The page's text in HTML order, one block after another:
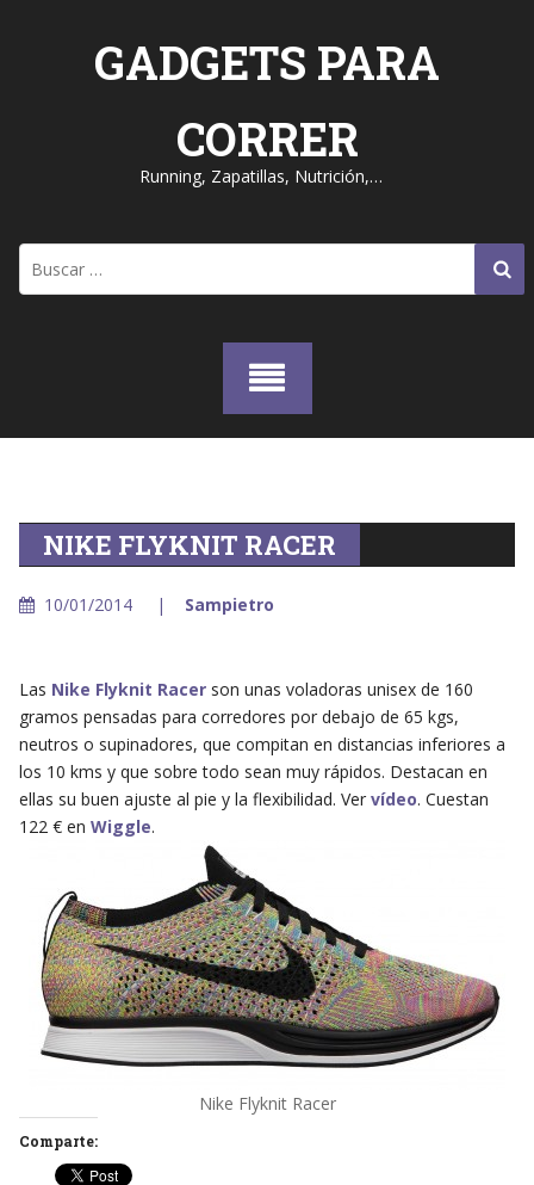
GADGETS PARA
CORRER
Running, Zapatillas, Nutrición,…
NIKE FLYKNIT RACER
10/01/2014 Sampietro
Las Nike Flyknit Racerson unas voladoras unisex de 160
gramos pensadas para corredores por debajo de 65 kgs,
neutros o supinadores, que compitan en distancias inferiores a
los 10 kms y que sobre todo sean muy rápidos. Destacan en
ellas su buen ajuste al pie y la flexibilidad. Ver vídeo. Cuestan
122 € en Wiggle.
Nike Flyknit Racer
Comparte: